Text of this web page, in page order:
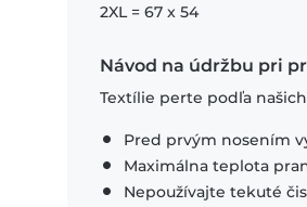
2XL = 67 x 54
Návod na údržbu pri
Textílie perte podľa
Pred prvým nosením
Maximálna teplota
Nepoužívajte tekuté